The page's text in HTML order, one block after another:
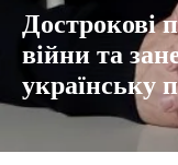
Дострокові
війни та
українську